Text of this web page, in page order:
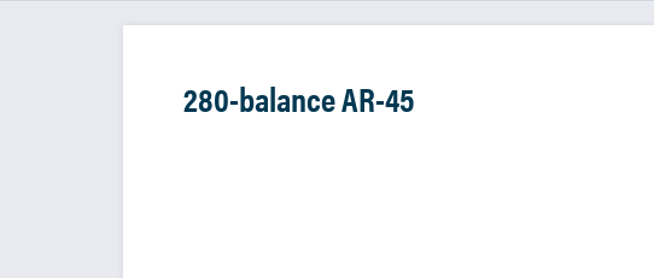
280-balance AR-45